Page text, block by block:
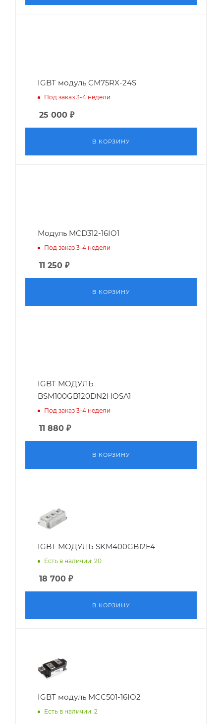
IGBT модуль CM75RX-24S
Под заказ 3-4 недели
25 000 ₽
В КОРЗИНУ
Модуль MCD312-16IO1
Под заказ 3-4 недели
11 250 ₽
В КОРЗИНУ
IGBT МОДУЛЬ
BSM100GB120DN2HOSA1
Под заказ 3-4 недели
11 880 ₽
В КОРЗИНУ
IGBT МОДУЛЬ SKM400GB12E4
Есть в наличии: 20
18 700 ₽
В КОРЗИНУ
IGBT модуль MCC501-16IO2
Есть в наличии: 2